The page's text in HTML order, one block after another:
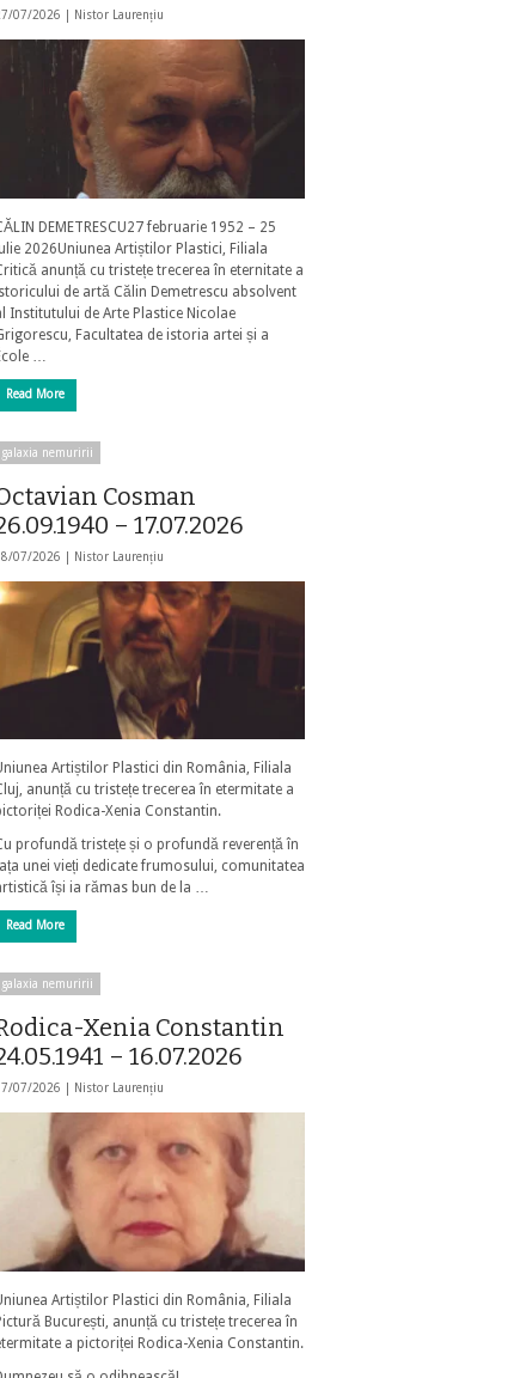
07/2026 | Nistor Laurențiu
DEMETRESCU27 februarie 1952 – 25
2026Uniunea Artiștilor Plastici, Filiala
anunță cu tristețe trecerea în eternitate a
de artă Călin Demetrescu absolvent
Institutului de Arte Plastice Nicolae
Facultatea de istoria artei și a
…
Read More
galaxia nemuririi
Cosman
– 17.07.2026
07/2026 | Nistor Laurențiu
Artiștilor Plastici din România, Filiala
anunță cu tristețe trecerea în etermitate a
Rodica-Xenia Constantin.
profundă tristețe și o profundă reverență în
unei vieți dedicate frumosului, comunitatea
își ia rămas bun de la …
Read More
galaxia nemuririi
Xenia Constantin
– 16.07.2026
07/2026 | Nistor Laurențiu
Artiștilor Plastici din România, Filiala
București, anunță cu tristețe trecerea în
a pictoriței Rodica-Xenia Constantin.